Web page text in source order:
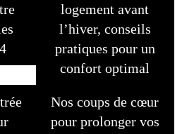
logement avant
l’hiver, conseils
pratiques pour un
confort optimal
Nos coups de cœur
pour prolonger vos